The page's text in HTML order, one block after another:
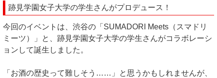
跡見学園女子大学の学生さんがプロデュース！
今回のイベントは、渋谷の「SUMADORI Meets（スマドリ
ミーツ）」と、跡見学園女子大学の学生さんがコラボレーシ
ョンして誕生しました。
「お酒の歴史って難しそう……」と思うかもしれませんが、